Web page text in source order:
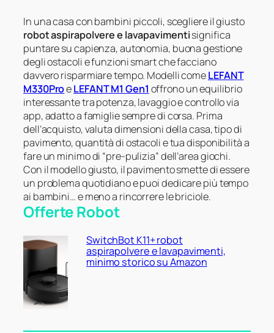
In una casa con bambini piccoli, scegliere il giusto
robot aspirapolvere e lavapavimentisignifica
puntare su capienza, autonomia, buona gestione
degli ostacoli e funzioni smart che facciano
davvero risparmiare tempo. Modelli comeLEFANT
M330ProeLEFANT M1 Gen1 offrono un equilibrio
interessante tra potenza, lavaggio e controllo via
app, adatto a famiglie sempre di corsa. Prima
dell’acquisto, valuta dimensioni della casa, tipo di
pavimento, quantità di ostacoli e tua disponibilità a
fare un minimo di “pre-pulizia” dell’area giochi.
Con il modello giusto, il pavimento smette di essere
un problema quotidiano e puoi dedicare più tempo
ai bambini… e meno a rincorrere le briciole.
Offerte Robot
SwitchBot K11+ robot
aspirapolvere e lavapavimenti,
minimo storico su Amazon